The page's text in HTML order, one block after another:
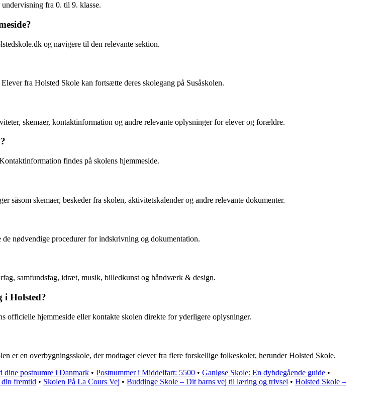
fra 0. til 9. klasse.
og navigere til den relevante sektion.
fra Holsted Skole kan fortsætte deres skolegang på Susåskolen.
skemaer, kontaktinformation og andre relevante oplysninger for elever og forældre.
findes på skolens hjemmeside.
skemaer, beskeder fra skolen, aktivitetskalender og andre relevante dokumenter.
nødvendige procedurer for indskrivning og dokumentation.
samfundsfag, idræt, musik, billedkunst og håndværk & design.
i Holsted?
officielle hjemmeside eller kontakte skolen direkte for yderligere oplysninger.
er en overbygningsskole, der modtager elever fra flere forskellige folkeskoler, herunder Holsted Skole.
postnumre i Danmark • Postnummer i Middelfart: 5500 • Ganløse Skole: En dybdegående guide •
fremtid • Skolen På La Cours Vej • Buddinge Skole – Dit barns vej til læring og trivsel • Holsted Skole –